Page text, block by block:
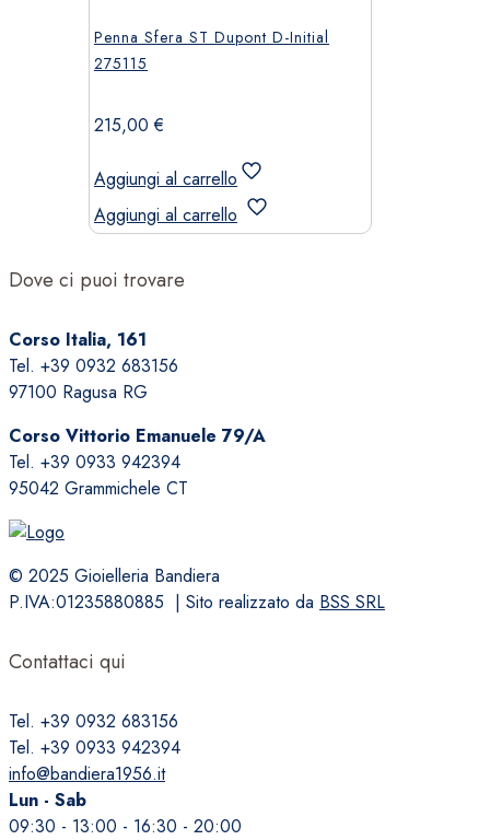
Penna Sfera ST Dupont D-Initial
275115
215,00€
Aggiungi al carrello
Aggiungi al carrello
Dove ci puoi trovare
Corso Italia, 161
Tel. +39 0932 683156
97100 Ragusa RG
Corso Vittorio Emanuele 79/A
Tel. +39 0933 942394
95042 Grammichele CT
© 2025 Gioielleria Bandiera
P.IVA:01235880885 | Sito realizzato da BSS SRL
Contattaci qui
Tel. +39 0932 683156
Tel. +39 0933 942394
info@bandiera1956.it
Lun - Sab
09:30 - 13:00 - 16:30 - 20:00